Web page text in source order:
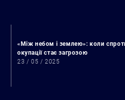
«Між небом і землею»: коли
окупації стає загрозою
23 / 05 / 2025